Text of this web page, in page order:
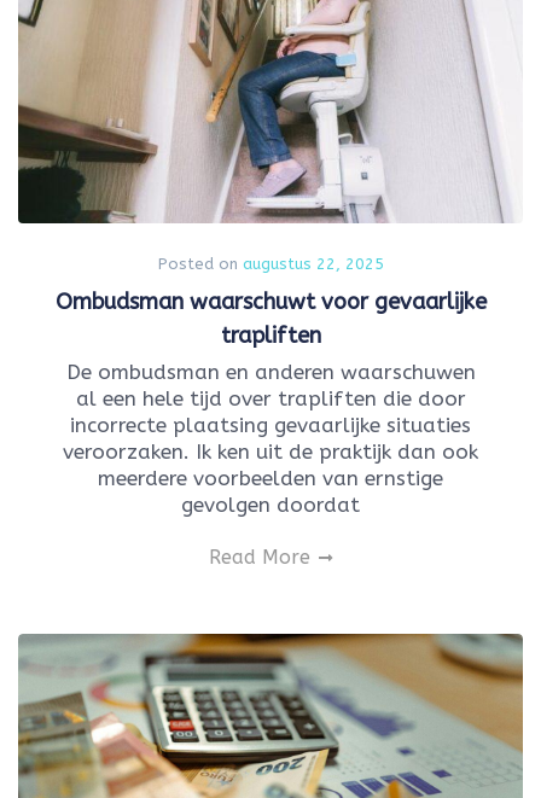
Posted on augustus 22, 2025
Ombudsman waarschuwt voor gevaarlijke
trapliften
De ombudsman en anderen waarschuwen
al een hele tijd over trapliften die door
incorrecte plaatsing gevaarlijke situaties
veroorzaken. Ik ken uit de praktijk dan ook
meerdere voorbeelden van ernstige
gevolgen doordat
Read More